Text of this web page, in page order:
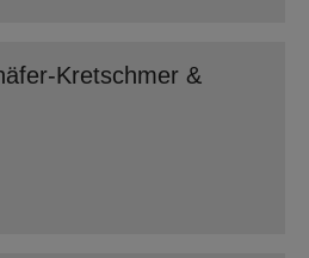
Kretschmer &